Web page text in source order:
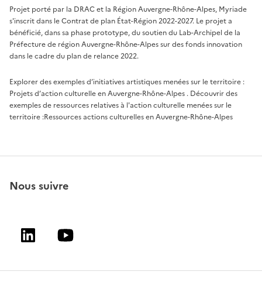
Projet porté par la DRAC et la Région Auvergne-Rhône-Alpes, Myriade
s'inscrit dans le Contrat de plan État-Région 2022-2027. Le projet a
bénéficié, dans sa phase prototype, du soutien du Lab-Archipel de la
Préfecture de région Auvergne-Rhône-Alpes sur des fonds innovation
dans le cadre du plan de relance 2022.
Explorer des exemples d’initiatives artistiques menées sur le territoire :
Projets d’action culturelle en Auvergne-Rhône-Alpes . Découvrir des
exemples de ressources relatives à l'action culturelle menées sur le
territoire :Ressources actions culturelles en Auvergne-Rhône-Alpes
Nous suivre
LinkedinYoutube